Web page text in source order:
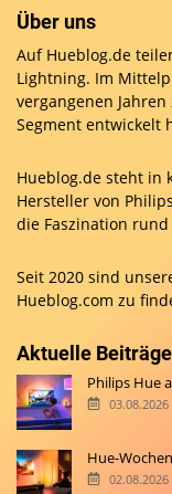
Über uns
Auf Hueblog.de
Lightning. Im
vergangenen
Segment entwickelt
Hueblog.de steht in
Hersteller von
die Faszination
Seit 2020 sind
Hueblog.com zu
Aktuelle Beiträge
Philips Hue
Hue-